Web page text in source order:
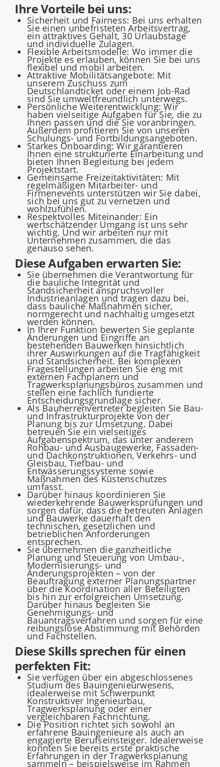
Ihre Vorteile bei uns:
Sicherheit und Fairness: Bei uns erhalten
Sie einen unbefristeten Arbeitsvertrag,
ein attraktives Gehalt, 30 Urlaubstage
und individuelle Zulagen.
Flexible Arbeitsmodelle: Wo immer die
Projekte es erlauben, können Sie bei uns
flexibel und mobil arbeiten.
Attraktive Mobilitätsangebote: Mit
unserem Zuschuss zum
Deutschlandticket oder einem Job-Rad
sind Sie umweltfreundlich unterwegs.
Persönliche Weiterentwicklung: Wir
haben vielseitige Aufgaben für Sie, die zu
Ihnen passen und die Sie voranbringen.
Außerdem profitieren Sie von unseren
Schulungs- und Fortbildungsangeboten.
Starkes Onboarding: Wir garantieren
Ihnen eine strukturierte Einarbeitung und
bieten Ihnen Begleitung bei jedem
Projektstart.
Gemeinsame Freizeitaktivitäten: Mit
regelmäßigen Mitarbeiter- und
Firmenevents unterstützen wir Sie dabei,
sich bei uns gut zu vernetzen und
wohlzufühlen.
Respektvolles Miteinander: Ein
wertschätzender Umgang ist uns sehr
wichtig. Und wir arbeiten nur mit
Unternehmen zusammen, die das
genauso sehen.
Diese Aufgaben erwarten Sie:
Sie übernehmen die Verantwortung für
die bauliche Integrität und
Standsicherheit anspruchsvoller
Industrieanlagen und tragen dazu bei,
dass bauliche Maßnahmen sicher,
normgerecht und nachhaltig umgesetzt
werden können.
In Ihrer Funktion bewerten Sie geplante
Änderungen und Eingriffe an
bestehenden Bauwerken hinsichtlich
ihrer Auswirkungen auf die Tragfähigkeit
und Standsicherheit. Bei komplexen
Fragestellungen arbeiten Sie eng mit
externen Fachplanern und
Tragwerksplanungsbüros zusammen und
stellen eine fachlich fundierte
Entscheidungsgrundlage sicher.
Als Bauherrenvertreter begleiten Sie Bau-
und Infrastrukturprojekte von der
Planung bis zur Umsetzung. Dabei
betreuen Sie ein vielseitiges
Aufgabenspektrum, das unter anderem
Rohbau- und Ausbaugewerke, Fassaden-
und Dachkonstruktionen, Verkehrs- und
Gleisbau, Tiefbau- und
Entwässerungssysteme sowie
Maßnahmen des Küstenschutzes
umfasst.
Darüber hinaus koordinieren Sie
wiederkehrende Bauwerksprüfungen und
sorgen dafür, dass die betreuten Anlagen
und Bauwerke dauerhaft den
technischen, gesetzlichen und
betrieblichen Anforderungen
entsprechen.
Sie übernehmen die ganzheitliche
Planung und Steuerung von Umbau-,
Modernisierungs- und
Änderungsprojekten – von der
Beauftragung externer Planungspartner
über die Koordination aller Beteiligten
bis hin zur erfolgreichen Umsetzung.
Darüber hinaus begleiten Sie
Genehmigungs- und
Bauantragsverfahren und sorgen für eine
reibungslose Abstimmung mit Behörden
und Fachstellen.
Diese Skills sprechen für einen
perfekten Fit:
Sie verfügen über ein abgeschlossenes
Studium des Bauingenieurwesens,
idealerweise mit Schwerpunkt
Konstruktiver Ingenieurbau,
Tragwerksplanung oder einer
vergleichbaren Fachrichtung.
Die Position richtet sich sowohl an
erfahrene Bauingenieure als auch an
engagierte Berufseinsteiger. Idealerweise
konnten Sie bereits erste praktische
Erfahrungen in der Tragwerksplanung
sammeln – beispielsweise im Rahmen